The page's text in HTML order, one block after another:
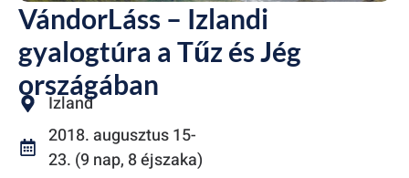
VándorLáss – Izlandi
gyalogtúra a Tűz és Jég
országában
Izland
2018. augusztus 15-
23. (9 nap, 8 éjszaka)